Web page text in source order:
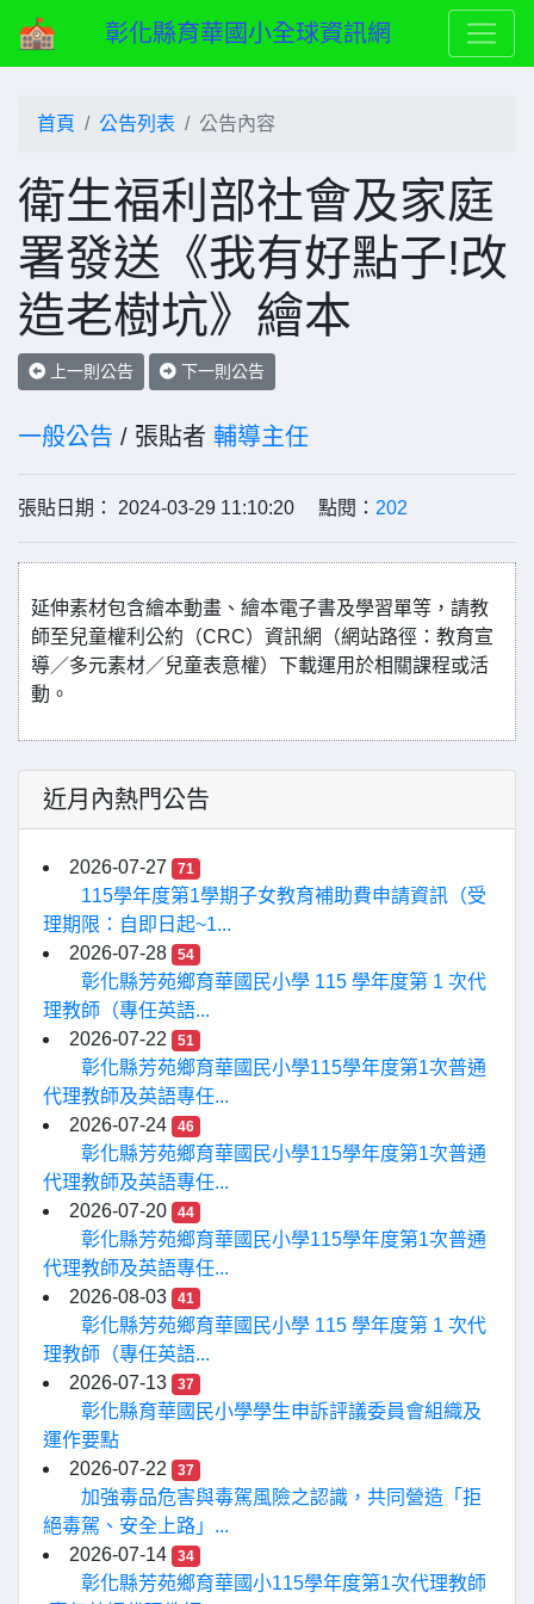
彰化縣育華國小全球資訊網
首頁 公告列表 公告內容
衛生福利部社會及家庭
署發送《我有好點子!改
造老樹坑》繪本
上一則公告 下一則公告
一般公告 / 張貼者 輔導主任
張貼日期： 2024-03-29 11:10:20 點閱： 202
延伸素材包含繪本動畫、繪本電子書及學習單等，請教
師至兒童權利公約（CRC）資訊網（網站路徑：教育宣
導／多元素材／兒童表意權）下載運用於相關課程或活
動。
近月內熱門公告
2026-07-27 71
115學年度第1學期子女教育補助費申請資訊（受
理期限：自即日起~1...
2026-07-28
54
彰化縣芳苑鄉育華國民小學 115 學年度第 1 次代
理教師（專任英語...
2026-07-22
51
彰化縣芳苑鄉育華國民小學115學年度第1次普通
代理教師及英語專任...
2026-07-24
46
彰化縣芳苑鄉育華國民小學115學年度第1次普通
代理教師及英語專任...
2026-07-20
44
彰化縣芳苑鄉育華國民小學115學年度第1次普通
代理教師及英語專任...
2026-08-03
41
彰化縣芳苑鄉育華國民小學 115 學年度第 1 次代
理教師（專任英語...
2026-07-13
37
彰化縣育華國民小學學生申訴評議委員會組織及
運作要點
2026-07-22
37
加強毒品危害與毒駕風險之認識，共同營造「拒
絕毒駕、安全上路」...
2026-07-14
34
彰化縣芳苑鄉育華國小115學年度第1次代理教師